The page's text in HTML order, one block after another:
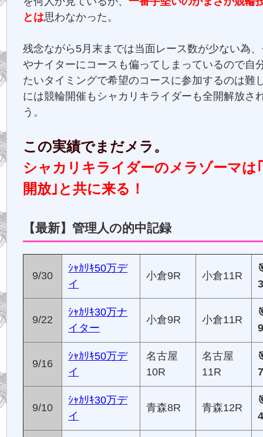
とは思わなかった。
残念ながら5月末までは当面レース数が少ない為
やナイターにコースも偏ってしまっているので自
たいタイミングで希望のコースに参加するのは難
には競輪開催もシャカリキライダーも全開解放さ
う。
この実績でまだメラ。
シャカリキライダーのメラゾーマは
開放｣と共に来る！
【最新】管理人の的中記録
9/30
ｼｬｶﾘｷ50万デ
イ
小倉9R 小倉11R
9/22
ｼｬｶﾘｷ30万ナ
イター
小倉9R 小倉11R
9/16
ｼｬｶﾘｷ50万デ
イ
名古屋
10R
名古屋
11R
9/10
ｼｬｶﾘｷ30万デ
イ
青森8R 青森12R